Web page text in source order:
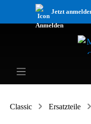
Jetzt
Classic Ersatzteile